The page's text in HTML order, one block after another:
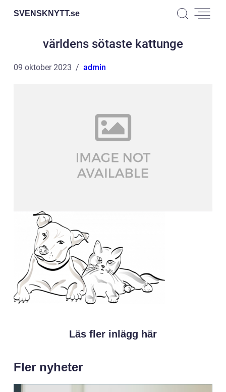
SVENSKNYTT.se
världens sötaste kattunge
09 oktober 2023 admin
Läs fler inlägg här
Fler nyheter